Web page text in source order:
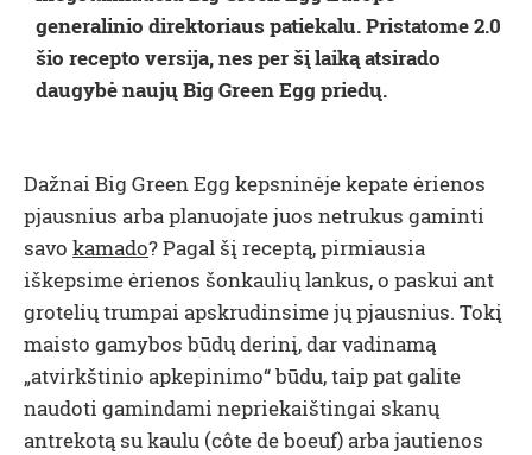
generalinio direktoriaus patiekalu. Pristatome 2.0
šio recepto versija, nes per šį laiką atsirado
daugybė naujų Big Green Egg priedų.
Dažnai Big Green Egg kepsninėje kepate ėrienos
pjausnius arba planuojate juos netrukus gaminti
savo kamado? Pagal šį receptą, pirmiausia
iškepsime ėrienos šonkaulių lankus, o paskui ant
grotelių trumpai apskrudinsime jų pjausnius. Tokį
maisto gamybos būdų derinį, dar vadinamą
„atvirkštinio apkepinimo“ būdu, taip pat galite
naudoti gamindami nepriekaištingai skanų
antrekotą su kaulu (côte de boeuf) arba jautienos